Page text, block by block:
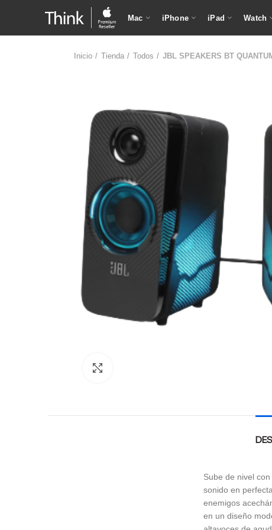
Mac iPhone iPad Watch
Inicio Tienda Todos JBL SPEAKERS BT
Sube de nivel
sonido en
enemigos
en un diseño